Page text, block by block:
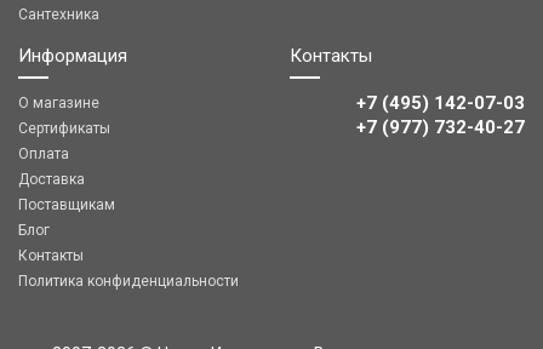
Сантехника
Информация
О магазине
Сертификаты
Оплата
Доставка
Поставщикам
Блог
Контакты
Политика конфиденциальности
Контакты
+7 (495) 142-07-03
‎‎+7 (977) 732-40-27